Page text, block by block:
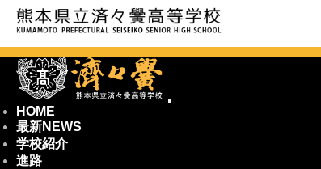
HOME
最新NEWS
学校紹介
進路